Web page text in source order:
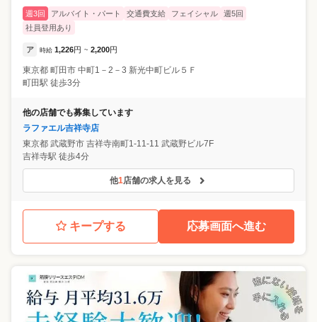
週3回 アルバイト・パート 交通費支給 フェイシャル
週5回
社員登用あり
ア 時給 1,226円 ~ 2,200円
東京都 町田市 中町1－2－3 新光中町ビル５Ｆ
町田駅 徒歩3分
他の店舗でも募集しています
ラファエル吉祥寺店
東京都 武蔵野市 吉祥寺南町1-11-11 武蔵野ビル7F
吉祥寺駅 徒歩4分
他1店舗の求人を見る
キープする 応募画面へ進む